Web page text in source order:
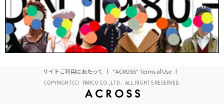
ダウンコート：L’ EQUIPE YOSHIE INABA
トップス：L’ EQUIPE YOSHIE INABA
ボトムス：L’ EQUIPE YOSHIE INABA
ベルト：L’ EQUIPE YOSHIE INABA
スヌード：L’ EQUIPE YOSHIE INABA
バッグ：セリーヌ
サイトご利用にあたって "ACROSS" Terms of Use
COPYRIGHT(C）PARCO CO.,LTD．ALL RIGHTS RESERVED.